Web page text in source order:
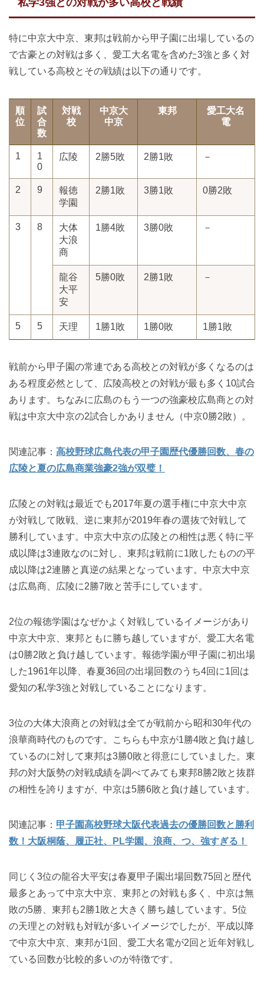
私学3強との対戦が多い高校と戦績
特に中京大中京、東邦は戦前から甲子園に出場しているの
で古豪との対戦は多く、愛工大名電を含めた3強と多く対
戦している高校とその戦績は以下の通りです。
順
位
試
合
数
対戦
校
中京大
中京
東邦
愛工大名
電
1
1
0
広陵 2勝5敗 2勝1敗 －
2 9
報徳
学園
2勝1敗 3勝1敗 0勝2敗
3 8
大体
大浪
商
1勝4敗 3勝0敗 －
龍谷
大平
安
5勝0敗 2勝1敗 －
5 5 天理 1勝1敗 1勝0敗 1勝1敗
戦前から甲子園の常連である高校との対戦が多くなるのは
ある程度必然として、広陵高校との対戦が最も多く10試合
あります。ちなみに広島のもう一つの強豪校広島商との対
戦は中京大中京の2試合しかありません（中京0勝2敗）。
関連記事： 高校野球広島代表の甲子園歴代優勝回数、春の
広陵と夏の広島商業強豪2強が双璧！
広陵との対戦は最近でも2017年夏の選手権に中京大中京
が対戦して敗戦、逆に東邦が2019年春の選抜で対戦して
勝利しています。中京大中京の広陵との相性は悪く特に平
成以降は3連敗なのに対し、東邦は戦前に1敗したものの平
成以降は2連勝と真逆の結果となっています。中京大中京
は広島商、広陵に2勝7敗と苦手にしています。
2位の報徳学園はなぜかよく対戦しているイメージがあり
中京大中京、東邦ともに勝ち越していますが、愛工大名電
は0勝2敗と負け越しています。報徳学園が甲子園に初出場
した1961年以降、春夏36回の出場回数のうち4回に1回は
愛知の私学3強と対戦していることになります。
3位の大体大浪商との対戦は全てが戦前から昭和30年代の
浪華商時代のものです。こちらも中京が1勝4敗と負け越し
ているのに対して東邦は3勝0敗と得意にしていました。東
邦の対大阪勢の対戦成績を調べてみても東邦8勝2敗と抜群
の相性を誇りますが、中京は5勝6敗と負け越しています。
関連記事： 甲子園高校野球大阪代表過去の優勝回数と勝利
数！大阪桐蔭、履正社、PL学園、浪商、つ、強すぎる！
同じく3位の龍谷大平安は春夏甲子園出場回数75回と歴代
最多とあって中京大中京、東邦との対戦も多く、中京は無
敗の5勝、東邦も2勝1敗と大きく勝ち越しています。5位
の天理との対戦も対戦が多いイメージでしたが、平成以降
で中京大中京、東邦が1回、愛工大名電が2回と近年対戦し
ている回数が比較的多いのが特徴です。